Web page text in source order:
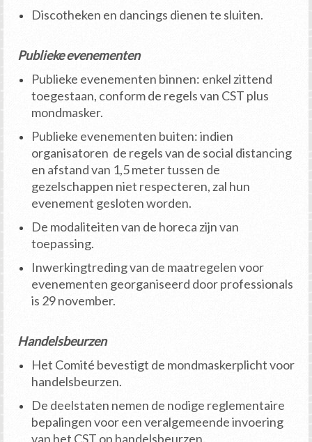
Discotheken en dancings dienen te sluiten.
Publieke evenementen
Publieke evenementen binnen: enkel zittend
toegestaan, conform de regels van CST plus
mondmasker.
Publieke evenementen buiten: indien
organisatoren de regels van de social distancing
en afstand van 1,5 meter tussen de
gezelschappen niet respecteren, zal hun
evenement gesloten worden.
De modaliteiten van de horeca zijn van
toepassing.
Inwerkingtreding van de maatregelen voor
evenementen georganiseerd door professionals
is 29 november.
Handelsbeurzen
Het Comité bevestigt de mondmaskerplicht voor
handelsbeurzen.
De deelstaten nemen de nodige reglementaire
bepalingen voor een veralgemeende invoering
van het CST op handelsbeurzen.